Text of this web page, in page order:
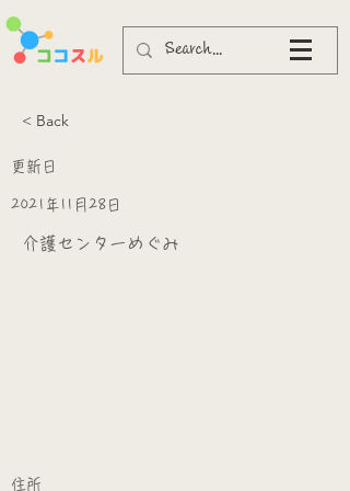
< Back
更新日
2021年11月28日
介護センターめぐみ
​ ​住所